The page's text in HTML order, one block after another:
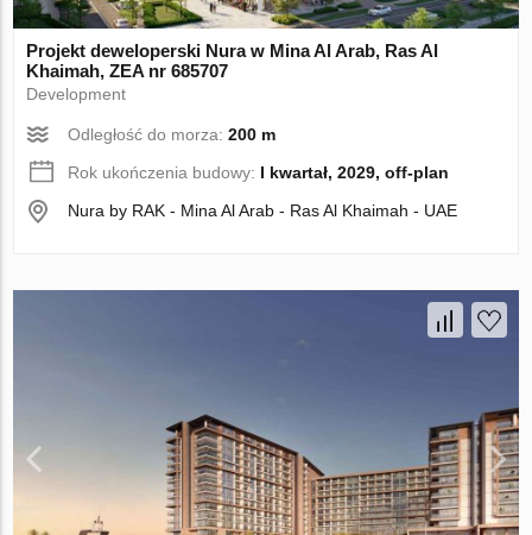
Projekt deweloperski Nura w Mina Al Arab, Ras Al
Khaimah, ZEA nr 685707
Development
Odległość do morza:200 m
Rok ukończenia budowy: I kwartał, 2029, off-plan
Nura by RAK - Mina Al Arab - Ras Al Khaimah - UAE